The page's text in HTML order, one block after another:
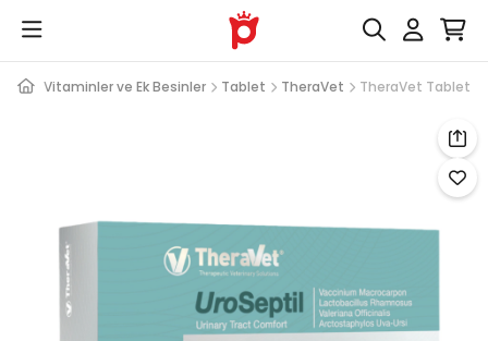
Vitaminler ve Ek Besinler Tablet TheraVet TheraVet Tablet